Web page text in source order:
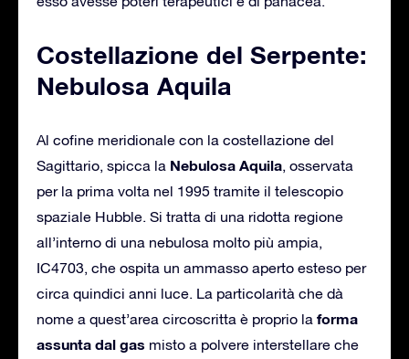
Costellazione del Serpente:
Nebulosa Aquila
Al cofine meridionale con la costellazione del
Sagittario, spicca la Nebulosa Aquila, osservata
per la prima volta nel 1995 tramite il telescopio
spaziale Hubble. Si tratta di una ridotta regione
all’interno di una nebulosa molto più ampia,
IC4703, che ospita un ammasso aperto esteso per
circa quindici anni luce. La particolarità che dà
nome a quest’area circoscritta è proprio la forma
assunta dal gas misto a polvere interstellare che